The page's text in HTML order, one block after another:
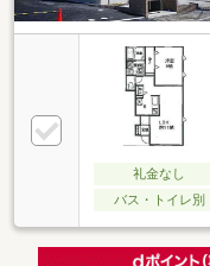
礼金なし
バス・トイレ別